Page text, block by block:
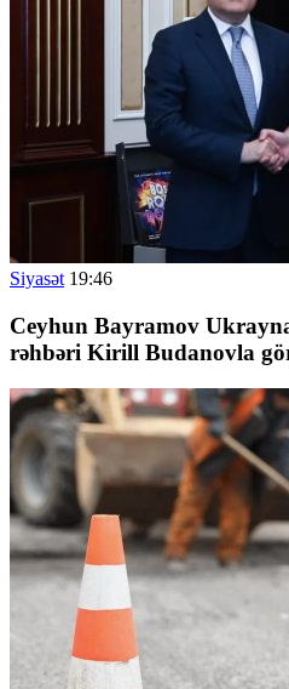
Siyasət 19:46
Ceyhun Bayramov
rəhbəri Kirill Budanovla